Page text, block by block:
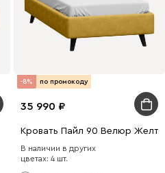
-8% по промокоду
35 990
Кровать Пайл 90 Велюр
В наличии в других
цветах: 4 шт.